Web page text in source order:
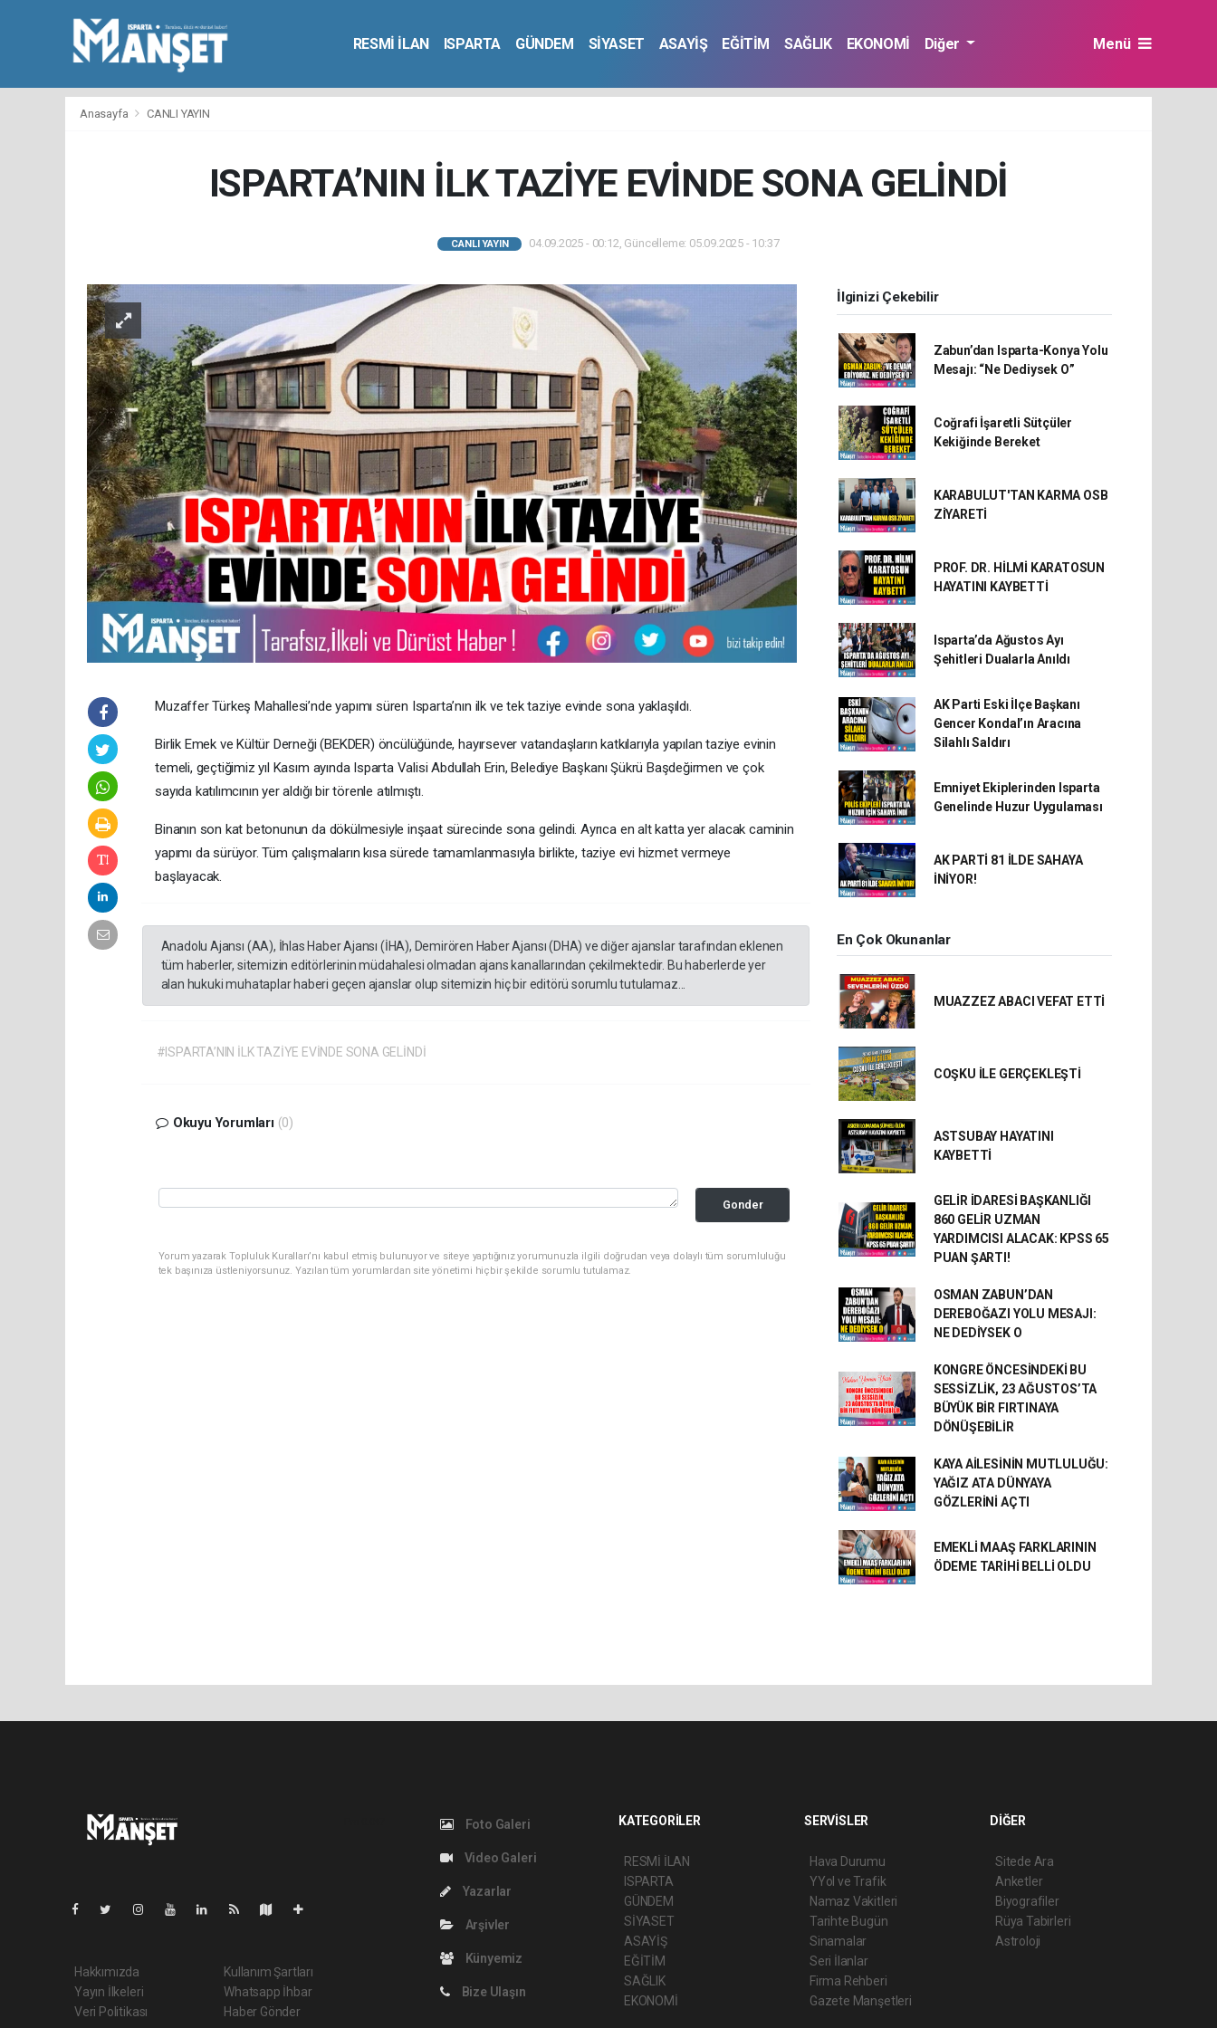
RESMİ İLAN ISPARTA GÜNDEM SİYASET ASAYİŞ EĞİTİM SAĞLIK EKONOMİ Diğer Menü
Anasayfa CANLI YAYIN
ISPARTA’NIN İLK TAZİYE EVİNDE SONA GELİNDİ
CANLI YAYIN 04.09.2025 - 00:12, Güncelleme: 05.09.2025 - 10:37
Muzaffer Türkeş Mahallesi’nde yapımı süren Isparta’nın ilk ve tek taziye evinde sona yaklaşıldı.
Birlik Emek ve Kültür Derneği (BEKDER) öncülüğünde, hayırsever vatandaşların katkılarıyla yapılan taziye evinin
temeli, geçtiğimiz yıl Kasım ayında Isparta Valisi Abdullah Erin, Belediye Başkanı Şükrü Başdeğirmen ve çok
sayıda katılımcının yer aldığı bir törenle atılmıştı.
Binanın son kat betonunun da dökülmesiyle inşaat sürecinde sona gelindi. Ayrıca en alt katta yer alacak caminin
yapımı da sürüyor. Tüm çalışmaların kısa sürede tamamlanmasıyla birlikte, taziye evi hizmet vermeye
başlayacak.
Anadolu Ajansı (AA), İhlas Haber Ajansı (İHA), Demirören Haber Ajansı (DHA) ve diğer ajanslar tarafından eklenen
tüm haberler, sitemizin editörlerinin müdahalesi olmadan ajans kanallarından çekilmektedir. Bu haberlerde yer
alan hukuki muhataplar haberi geçen ajanslar olup sitemizin hiç bir editörü sorumlu tutulamaz...
#ISPARTA’NIN İLK TAZİYE EVİNDE SONA GELİNDİ
Okuyu Yorumları (0)
Gonder
Yorum yazarak Topluluk Kuralları’nı kabul etmiş bulunuyor ve siteye yaptığınız yorumunuzla ilgili doğrudan veya dolaylı tüm sorumluluğu
tek başınıza üstleniyorsunuz. Yazılan tüm yorumlardan site yönetimi hiçbir şekilde sorumlu tutulamaz.
İlginizi Çekebilir
Zabun’dan Isparta-Konya Yolu
Mesajı: “Ne Dediysek O”
Coğrafi İşaretli Sütçüler
Kekiğinde Bereket
KARABULUT'TAN KARMA OSB
ZİYARETİ
PROF. DR. HİLMİ KARATOSUN
HAYATINI KAYBETTİ
Isparta’da Ağustos Ayı
Şehitleri Dualarla Anıldı
AK Parti Eski İlçe Başkanı
Gencer Kondal’ın Aracına
Silahlı Saldırı
Emniyet Ekiplerinden Isparta
Genelinde Huzur Uygulaması
AK PARTİ 81 İLDE SAHAYA
İNİYOR!
En Çok Okunanlar
MUAZZEZ ABACI VEFAT ETTİ
COŞKU İLE GERÇEKLEŞTİ
ASTSUBAY HAYATINI
KAYBETTİ
GELİR İDARESİ BAŞKANLIĞI
860 GELİR UZMAN
YARDIMCISI ALACAK: KPSS 65
PUAN ŞARTI!
OSMAN ZABUN’DAN
DEREBOĞAZI YOLU MESAJI:
NE DEDİYSEK O
KONGRE ÖNCESİNDEKİ BU
SESSİZLİK, 23 AĞUSTOS’TA
BÜYÜK BİR FIRTINAYA
DÖNÜŞEBİLİR
KAYA AİLESİNİN MUTLULUĞU:
YAĞIZ ATA DÜNYAYA
GÖZLERİNİ AÇTI
EMEKLİ MAAŞ FARKLARININ
ÖDEME TARİHİ BELLİ OLDU
Hakkımızda
Yayın İlkeleri
Veri Politikası
Kullanım Şartları
Whatsapp İhbar
Haber Gönder
Foto Galeri
Video Galeri
Yazarlar
Arşivler
Künyemiz
Bize Ulaşın
KATEGORİLER
RESMİ İLAN
ISPARTA
GÜNDEM
SİYASET
ASAYİŞ
EĞİTİM
SAĞLIK
EKONOMİ
SERVİSLER
Hava Durumu
YYol ve Trafik
Namaz Vakitleri
Tarihte Bugün
Sinamalar
Seri İlanlar
Firma Rehberi
Gazete Manşetleri
DİĞER
Sitede Ara
Anketler
Biyografiler
Rüya Tabirleri
Astroloji